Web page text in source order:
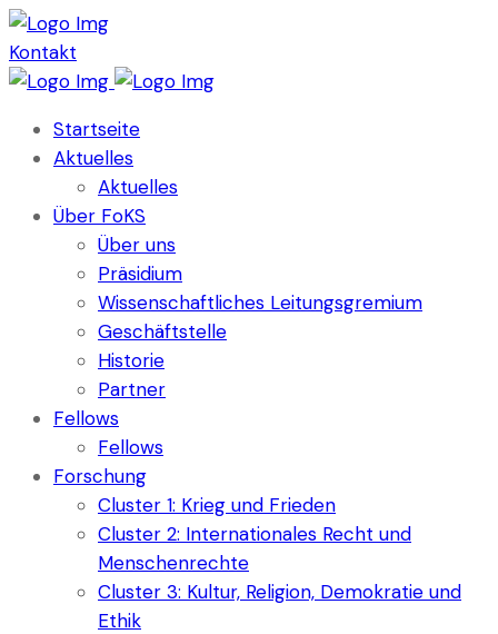
Kontakt
Startseite
Aktuelles
Aktuelles
Über FoKS
Über uns
Präsidium
Wissenschaftliches Leitungsgremium
Geschäftstelle
Historie
Partner
Fellows
Fellows
Forschung
Cluster 1: Krieg und Frieden
Cluster 2: Internationales Recht und
Menschenrechte
Cluster 3: Kultur, Religion, Demokratie und
Ethik